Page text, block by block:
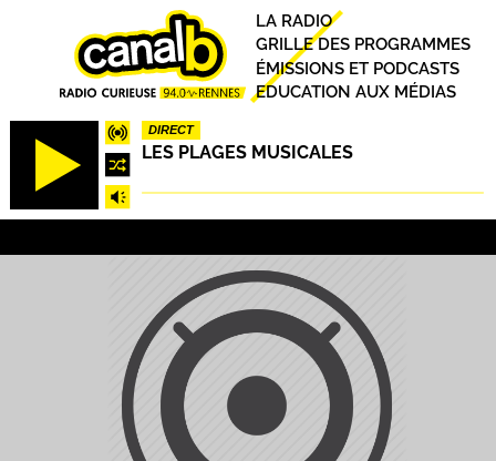
DIRECT
LES PLAGES MUSICALES
Principal
LA RADIO
GRILLE DES PROGRAMMES
ÉMISSIONS ET PODCASTS
EDUCATION AUX MÉDIAS